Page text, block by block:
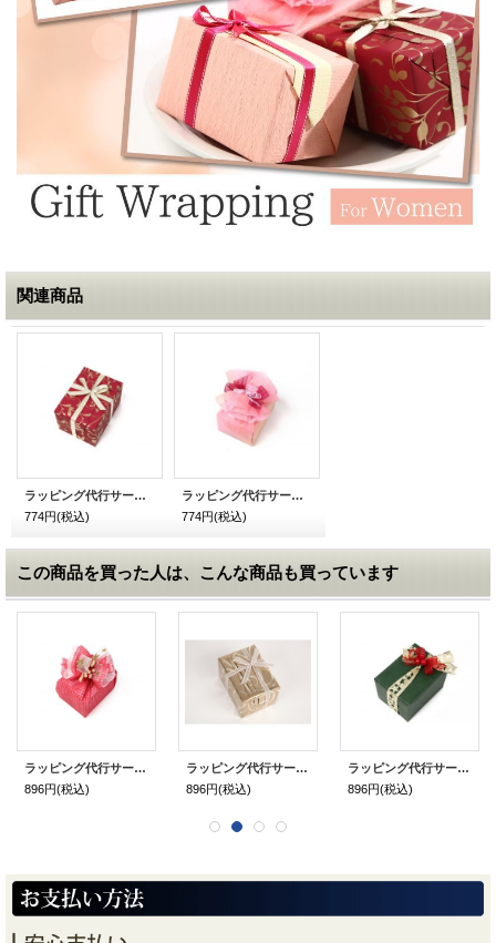
関連商品
ラッピング代行サービス レディース用 レッド
774円(税込)
ラッピング代行サービス レディース用 ピンク
774円(税込)
この商品を買った人は、こんな商品も買っています
ラッピング代行サービス クリスマス用 ピンク
896円(税込)
ラッピング代行サービス ホワイデー・入学御祝い用 ランダム・ライン
896円(税込)
ラッピング代行サービス クリスマス用 グリーン
896円(税込)